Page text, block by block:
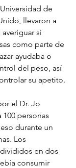
de
llevaron a
si
como parte de
ayudaba o
del peso, así
su apetito.
el Dr. Jo
personas
durante un
Los
en dos
consumir